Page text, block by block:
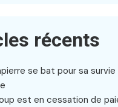
récents
se bat pour sa
est en cessation de